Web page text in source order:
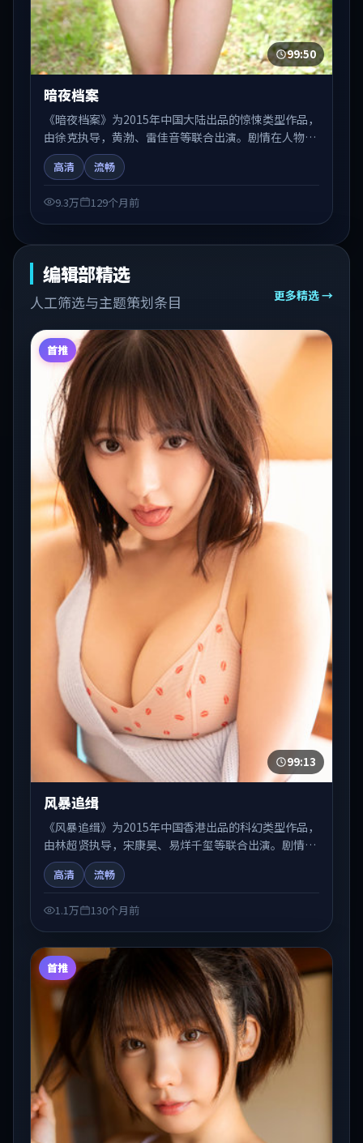
99:50
暗夜档案
《暗夜档案》为2015年中国大陆出品的惊悚类型作品，
由徐克执导，黄渤、雷佳音等联合出演。剧情在人物弧
光与节奏推进中展开，兼具叙事张力与视听质感。适合
关注国产在线观看、热播国产剧与院线佳片的观众收藏
高清 流畅
9.3万 129个月前
编辑部精选
人工筛选与主题策划条目 更多精选 →
首推
99:13
风暴追缉
《风暴追缉》为2015年中国香港出品的科幻类型作品，
由林超贤执导，宋康昊、易烊千玺等联合出演。剧情在
人物弧光与节奏推进中展开，兼具叙事张力与视听质
感。适合关注国产在线观看、热播国产剧与院线佳片的
高清 流畅
1.1万 130个月前
首推